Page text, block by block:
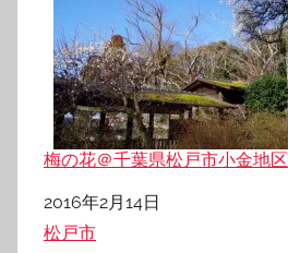
梅の花＠千葉県松戸市小金地区
日付
2016年2月14日
関連理由
松戸市